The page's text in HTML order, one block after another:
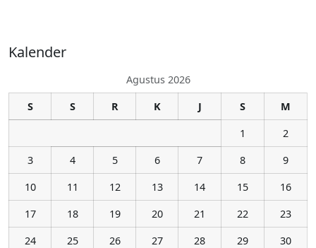
Kalender
Agustus 2026
S
S R K J S
M
1
2
3
4 5 6 7 8
9
10
11 12 13 14 15
16
17
18 19 20 21 22
23
24
25 26 27 28 29
30